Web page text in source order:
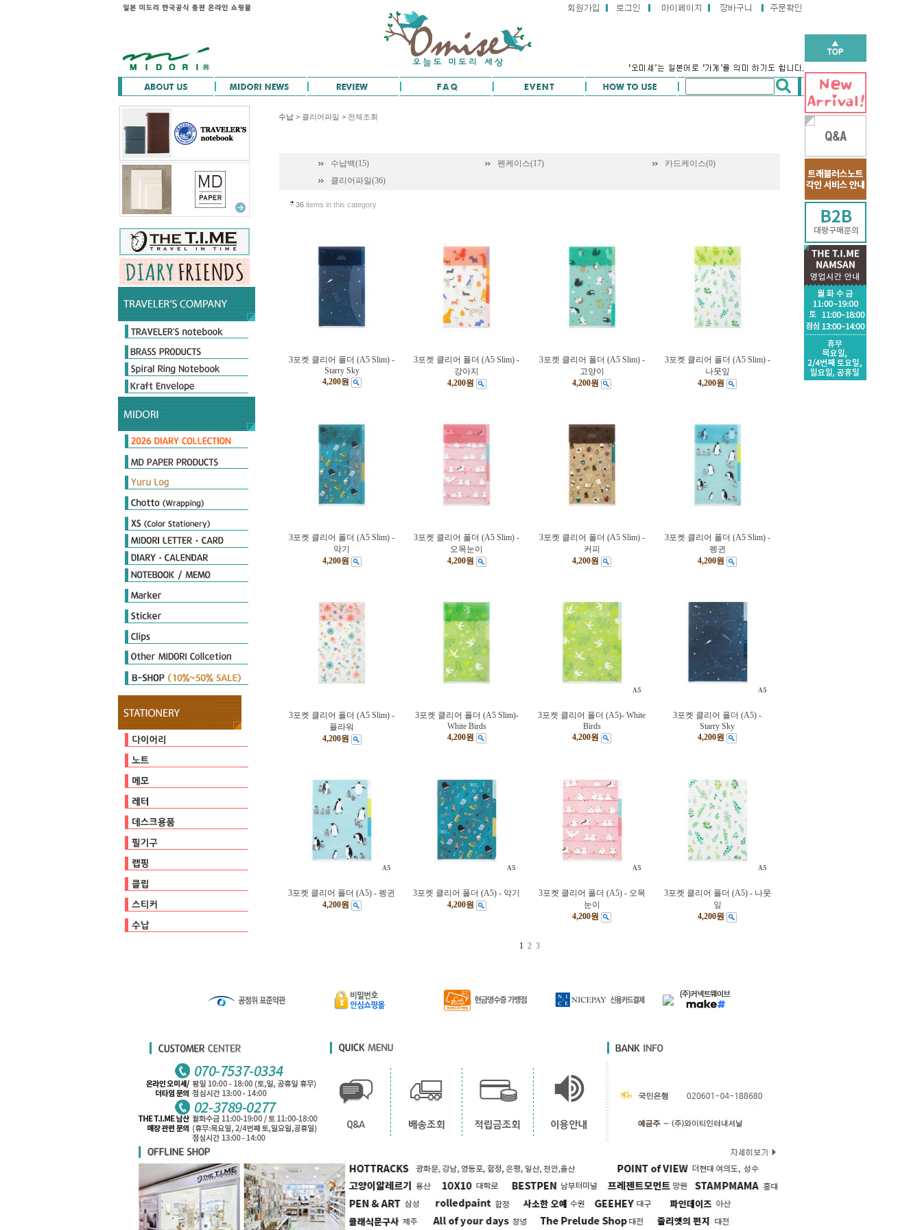
Original & Passport Size
Original Refills
Passport Refills
Customize
2026 Diary
Limited Edition
MD노트 다이어리
포켓다이어리
더블 스케줄 다이어리
플랫 다이어리
Day length Diary
Plus Stand Diary
hibino
Book type Diary
PRD 프로페셔널 다이어리
MIDORI Calendar
TRAVELER'S notebook Diary
MD Notebook
MD Notebook Light
MD Paper Pad
MD Notebook cotton
MD Memo
MD Diary
MD Cover & Bag
MD 필기구
MD Letter
MD Limited
Notebook
Seal
Stamp
Cover
Origami
Petit Gift
PCM Seal
Deco item
THE MEISTER'S Note
Diamond Memo
Color Note & Others
Sticky Notes
Film Marker
Index Marker
Diary Seal
Sticker Marche
Other Seal
E-clips
P-clips
other clips
DIARY MATE
Cutter
Ruler & Template
Magnet
Stamp
Embosser
Zipperbag
Pouch & Pen case
PULP STORAGE
Clear Foder
Mini Cleaner
오지상25thAnniversary
다이어리
캘린더
일기
유선
방안
무지
커버/가방
기타
점착메모지
스프링메모
기타
편지지/편지봉투
카드
가위/커터/스태이플러/펀치
자
마그넷
클리너
스탬프
테이프
펜/펜슬/리필
펜홀더/포켓
페이퍼
비닐포장
엠보서
포장장식
E-clips
P-clips
other clips
다이어리씰
스티커마르쉐
기타
수납> 클리어파일 > 전체조회
수납백(15) 펜케이스(17)
카드케이스(0)
클리어파일(36)
36 items in this category
3포켓 클리어 폴더 (A5 Slim) -
Starry Sky
4,200원
3포켓 클리어 폴더 (A5 Slim) -
강아지
4,200원
3포켓 클리어 폴더 (A5 Slim) -
고양이
4,200원
3포켓 클리어 폴더 (A5 Slim) -
나뭇잎
4,200원
3포켓 클리어 폴더 (A5 Slim) -
악기
4,200원
3포켓 클리어 폴더 (A5 Slim) -
오목눈이
4,200원
3포켓 클리어 폴더 (A5 Slim) -
커피
4,200원
3포켓 클리어 폴더 (A5 Slim) -
펭귄
4,200원
3포켓 클리어 폴더 (A5 Slim) -
플라워
4,200원
3포켓 클리어 폴더 (A5 Slim)-
White Birds
4,200원
3포켓 클리어 폴더 (A5)- White
Birds
4,200원
3포켓 클리어 폴더 (A5) -
Starry Sky
4,200원
3포켓 클리어 폴더 (A5) - 펭귄
4,200원
3포켓 클리어 폴더 (A5) - 악기
4,200원
3포켓 클리어 폴더 (A5) - 오목
눈이
4,200원
3포켓 클리어 폴더 (A5) - 나뭇
잎
4,200원
1 2 3